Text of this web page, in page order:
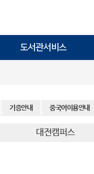
도서관서비스
기증안내 중국어이용안내
대전캠퍼스